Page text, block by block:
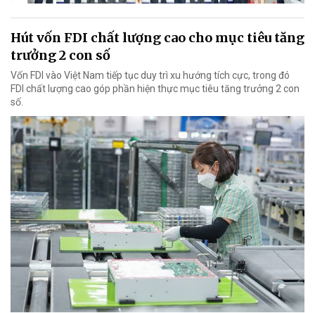
Hút vốn FDI chất lượng cao cho mục tiêu tăng
trưởng 2 con số
Vốn FDI vào Việt Nam tiếp tục duy trì xu hướng tích cực, trong đó
FDI chất lượng cao góp phần hiện thực mục tiêu tăng trưởng 2 con
số.